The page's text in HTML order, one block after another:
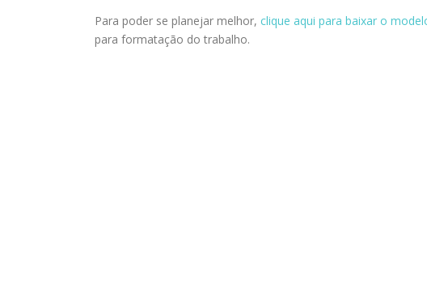
Para poder se planejar melhor, clique aqui para baixar o
para formatação do trabalho.